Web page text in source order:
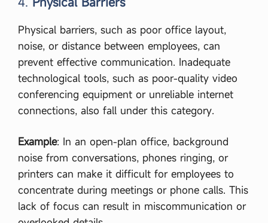
Physical barriers, such as poor office layout,
noise, or distance between employees, can
prevent effective communication. Inadequate
technological tools, such as poor-quality video
conferencing equipment or unreliable internet
connections, also fall under this category.
Example: In an open-plan office, background
noise from conversations, phones ringing, or
printers can make it difficult for employees to
concentrate during meetings or phone calls. This
lack of focus can result in miscommunication or